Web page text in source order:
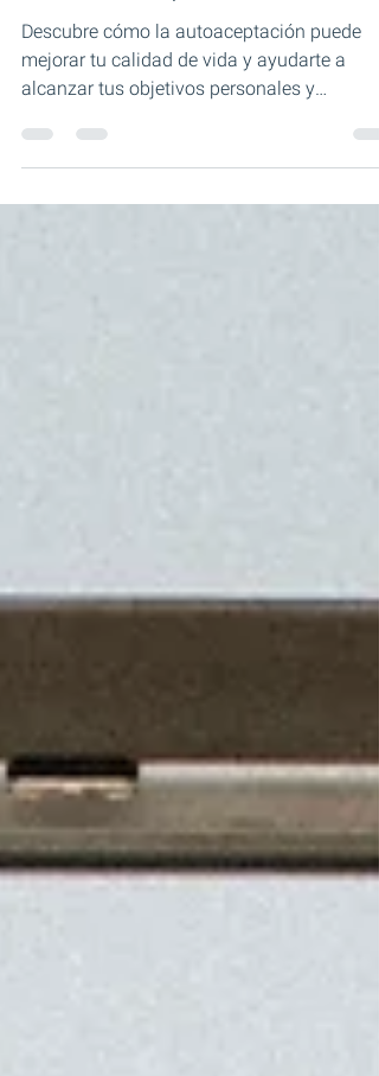
desarrollo personal
Descubre cómo la autoaceptación puede
mejorar tu calidad de vida y ayudarte a
alcanzar tus objetivos personales y